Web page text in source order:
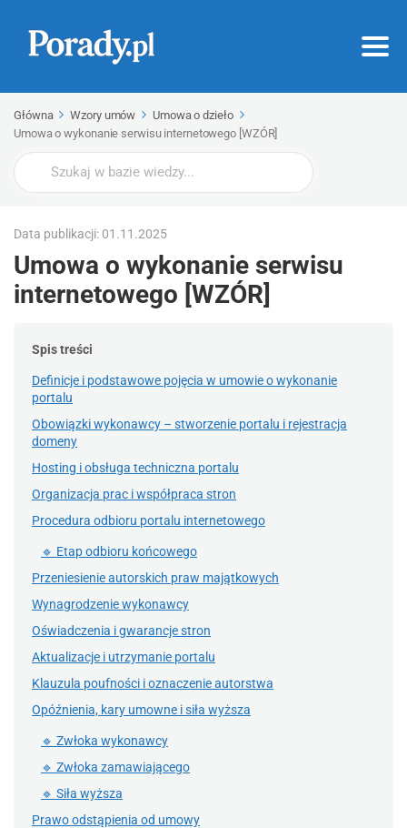
Główna Wzory umów
Umowa o dzieło
Umowa o wykonanie serwisu internetowego [WZÓR]
Wyszukaj
Data publikacji: 01.11.2025
Umowa o wykonanie serwisu
internetowego [WZÓR]
Spis treści
Definicje i podstawowe pojęcia w umowie o wykonanie
portalu
Obowiązki wykonawcy – stworzenie portalu i rejestracja
domeny
Hosting i obsługa techniczna portalu
Organizacja prac i współpraca stron
Procedura odbioru portalu internetowego
🔹 Etap odbioru końcowego
Przeniesienie autorskich praw majątkowych
Wynagrodzenie wykonawcy
Oświadczenia i gwarancje stron
Aktualizacje i utrzymanie portalu
Klauzula poufności i oznaczenie autorstwa
Opóźnienia, kary umowne i siła wyższa
🔹 Zwłoka wykonawcy
🔹 Zwłoka zamawiającego
🔹 Siła wyższa
Prawo odstąpienia od umowy